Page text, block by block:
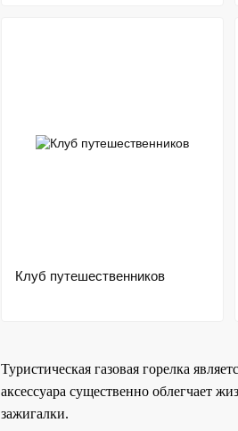
Туристическая газовая горелка
аксессуара существенно облегчает
зажигалки.
Клуб путешественников